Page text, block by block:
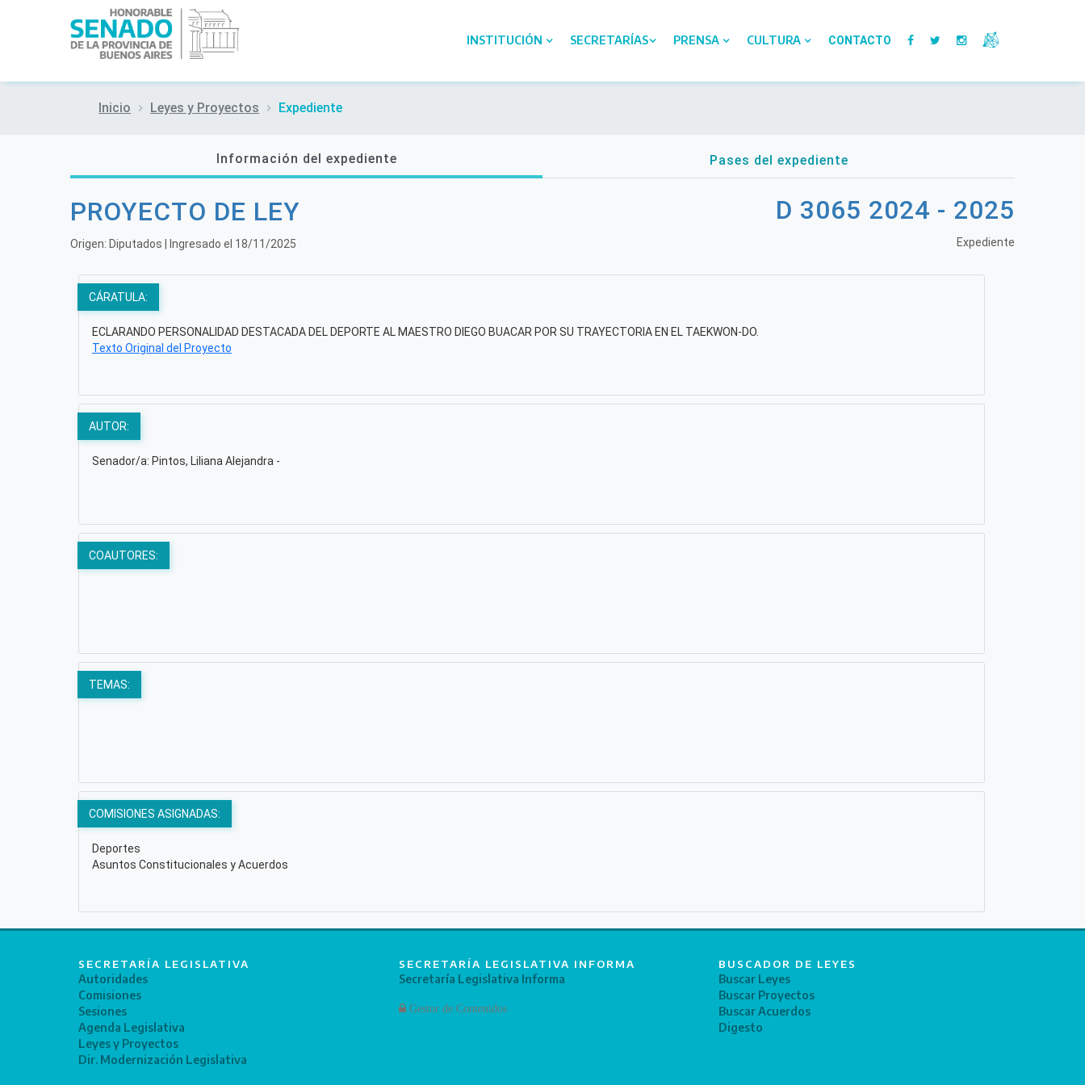
INSTITUCIÓN SECRETARÍAS PRENSA CULTURA CONTACTO
Inicio Leyes y Proyectos Expediente
Información del expediente Pases del expediente
PROYECTO DE LEY
Origen: Diputados | Ingresado el 18/11/2025
D 3065 2024 - 2025
Expediente
CÁRATULA:
ECLARANDO PERSONALIDAD DESTACADA DEL DEPORTE AL MAESTRO DIEGO BUACAR POR SU TRAYECTORIA EN EL TAEKWON-DO.
Texto Original del Proyecto
AUTOR:
Senador/a: Pintos, Liliana Alejandra -
COAUTORES:
TEMAS:
COMISIONES ASIGNADAS:
Deportes
Asuntos Constitucionales y Acuerdos
SECRETARÍA LEGISLATIVA
Autoridades
Comisiones
Sesiones
Agenda Legislativa
Leyes y Proyectos
Dir. Modernización Legislativa
SECRETARÍA LEGISLATIVA INFORMA
Secretaría Legislativa Informa
Gestor de Contenidos
BUSCADOR DE LEYES
Buscar Leyes
Buscar Proyectos
Buscar Acuerdos
Digesto